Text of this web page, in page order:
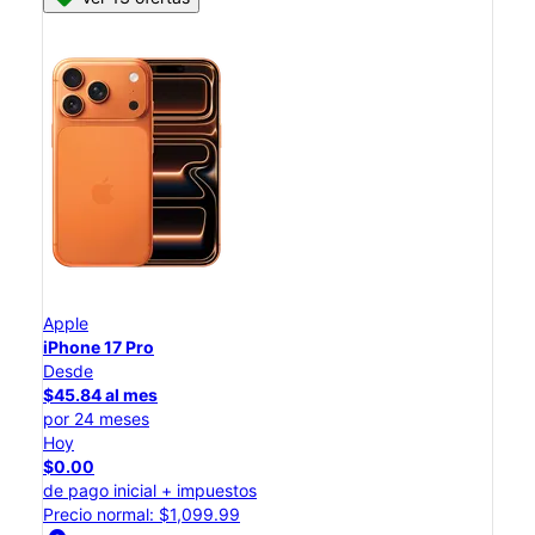
Apple
iPhone 17 Pro
Desde
$45.84 al mes
por 24 meses
Hoy
$0.00
de pago inicial + impuestos
Precio normal: $1,099.99